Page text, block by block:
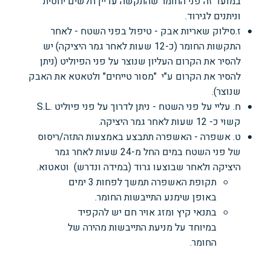
וניתנים לגירוד.
ז.סילוק שאריות אבק - טיפול בפני השטח - לאחר
התקשות החומר (כ-12 שעות לאחר גמר היציקה) יש
להסיר את הקרום העליון שנוצר על פני הפיוליט (ניתן
להסיר את הקרום ע"י "מסור טייחים" ולטאטא את האבק
שנוצר).
ח. עליי על פני השטח - ניתן לדרוך על פני פיוליט .S.L
קשוי כ- 12 שעות לאחר גמר היציקה.
ט. אשפרה - האשפרה תתבצע באמצעות התזה/ריסוס
של פני השטח במים החל מ-24 שעות
לאחר גמר
היציקה ולאחר שבוצעו גרוד (במידה ונדרש) וטאטוא.
תקופת האשפרה תמשך לפחות3ימים
באופן שימנע התייבשות החומר.
בתנאי קיץ ומזג אויר חם יש להקפיד
במיוחד על מניעת התייבשות מהירה של
החומר.